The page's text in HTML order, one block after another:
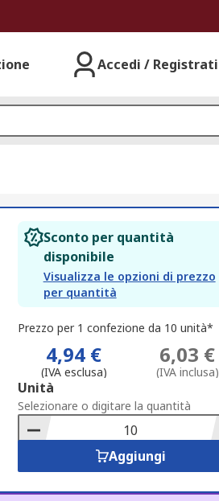
Accedi / Registrati
Sconto per quantità
disponibile
Visualizza le opzioni di prezzo
per quantità
Prezzo per 1 confezione da 10 unità*
4,94 €
(IVA esclusa)
6,03 €
(IVA inclusa)
Add
to
Basket
Unità
Selezionare o digitare la quantità
Aggiungi